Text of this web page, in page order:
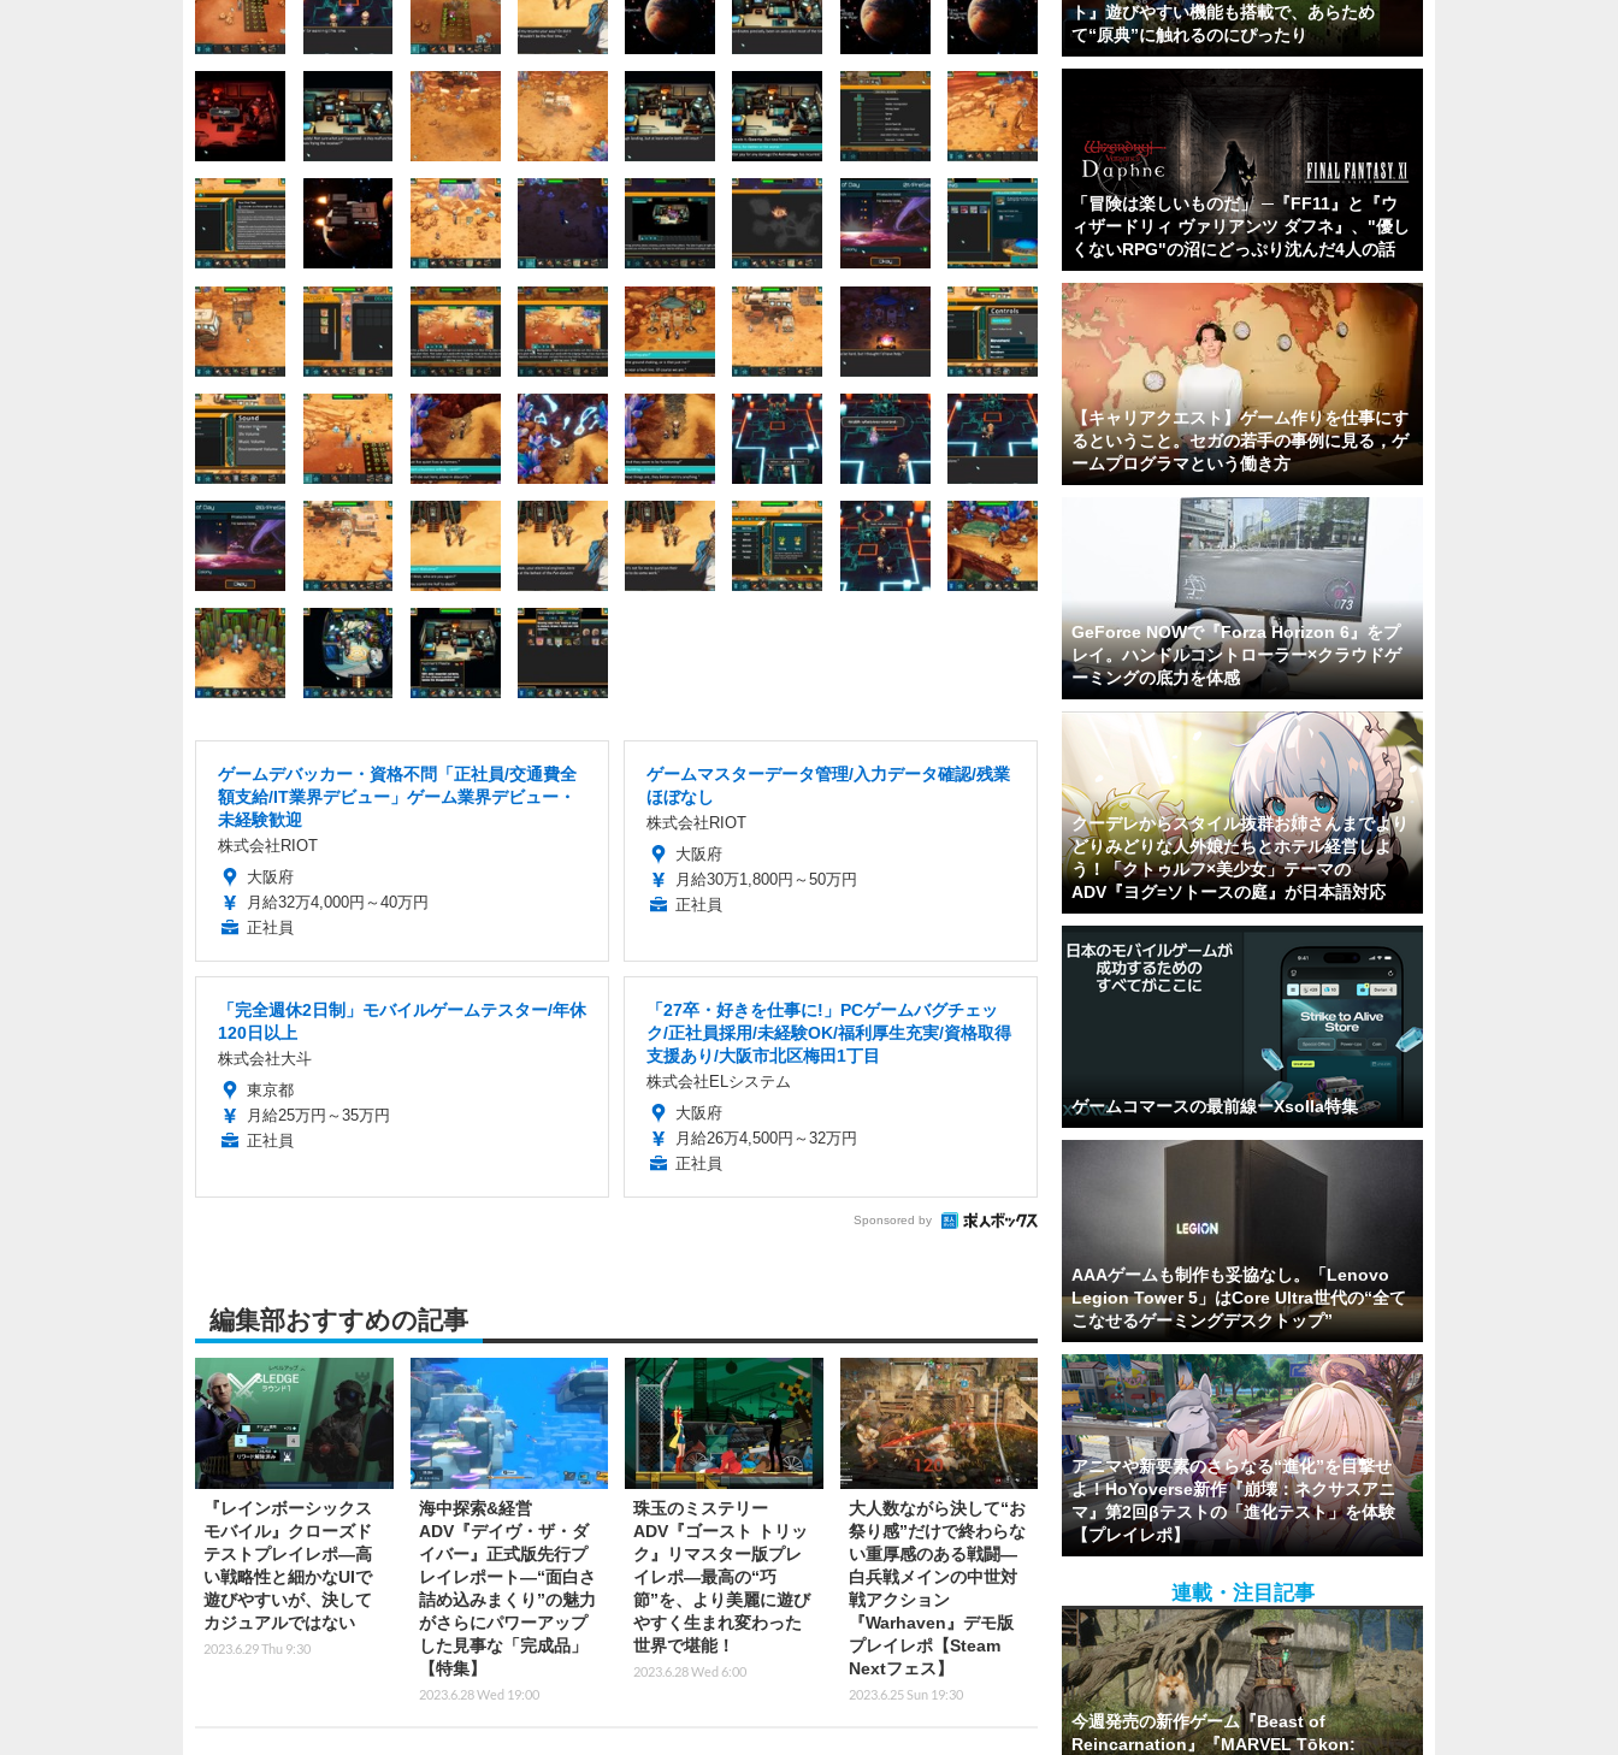
ゲームデバッカー・資格不問「正社員/交通費全
額支給/IT業界デビュー」ゲーム業界デビュー・
未経験歓迎
株式会社RIOT
大阪府
月給32万4,000円～40万円
正社員
ゲームマスターデータ管理/入力データ確認/残業
ほぼなし
株式会社RIOT
大阪府
月給30万1,800円～50万円
正社員
「完全週休2日制」モバイルゲームテスター/年休
120日以上
株式会社大斗
東京都
月給25万円～35万円
正社員
「27卒・好きを仕事に!」PCゲームバグチェッ
ク/正社員採用/未経験OK/福利厚生充実/資格取得
支援あり/大阪市北区梅田1丁目
株式会社ELシステム
大阪府
月給26万4,500円～32万円
正社員
Sponsored by
編集部おすすめの記事
『レインボーシックス
モバイル』クローズド
テストプレイレポ―高
い戦略性と細かなUIで
遊びやすいが、決して
カジュアルではない
2023.6.29 Thu 9:30
海中探索&経営
ADV『デイヴ・ザ・ダ
イバー』正式版先行プ
レイレポート―“面白さ
詰め込みまくり”の魅力
がさらにパワーアップ
した見事な「完成品」
【特集】
2023.6.28 Wed 19:00
珠玉のミステリー
ADV『ゴースト トリッ
ク』リマスター版プレ
イレポ―最高の“巧
節”を、より美麗に遊び
やすく生まれ変わった
世界で堪能！
2023.6.28 Wed 6:00
大人数ながら決して“お
祭り感”だけで終わらな
い重厚感のある戦闘―
白兵戦メインの中世対
戦アクション
『Warhaven』デモ版
プレイレポ【Steam
Nextフェス】
2023.6.25 Sun 19:30
ト』遊びやすい機能も搭載で、あらため
て“原典”に触れるのにぴったり
「冒険は楽しいものだ」 ─『FF11』と『ウ
ィザードリィ ヴァリアンツ ダフネ』、"優し
くないRPG"の沼にどっぷり沈んだ4人の話
【キャリアクエスト】ゲーム作りを仕事にす
るということ。セガの若手の事例に見る，ゲ
ームプログラマという働き方
GeForce NOWで『Forza Horizon 6』をプ
レイ。ハンドルコントローラー×クラウドゲ
ーミングの底力を体感
クーデレからスタイル抜群お姉さんまでより
どりみどりな人外娘たちとホテル経営しよ
う！「クトゥルフ×美少女」テーマの
ADV『ヨグ=ソトースの庭』が日本語対応
ゲームコマースの最前線ーXsolla特集
AAAゲームも制作も妥協なし。「Lenovo
Legion Tower 5」はCore Ultra世代の“全て
こなせるゲーミングデスクトップ”
アニマや新要素のさらなる“進化”を目撃せ
よ！HoYoverse新作『崩壊：ネクサスアニ
マ』第2回βテストの「進化テスト」を体験
【プレイレポ】
連載・注目記事
今週発売の新作ゲーム『Beast of
Reincarnation』『MARVEL Tōkon: